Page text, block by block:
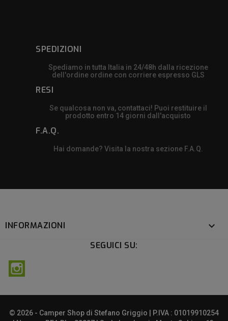
SPEDIZIONI
Spediamo in tutta Italia in 24/48h dalla ricezione
dell'ordine ordine con corriere espresso GLS
RESI
Se qualcosa non va, contattaci! Puoi restituire il
prodotto entro 14 giorni dall'acquisto
F.A.Q.
Hai domande? Visita la nostra sezione F.A.Q.
INFORMAZIONI 
SEGUICI SU:
© 2026 - Camper Shop di Stefano Griggio | P.IVA : 01019910254